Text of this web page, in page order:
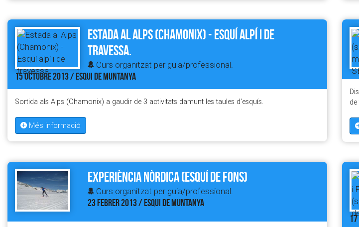
Estada al Alps (Chamonix) - Esquí alpí i de
travessa.
Curs organitzat per guia/professional.
15 OCTUBRE 2013 / ESQUI DE MUNTANYA
Sortida als Alps (Chamonix) a gaudir de 3 activitats damunt les taules d'esquís.
Més informació
Experiència Nòrdica (esquí de fons)
Curs organitzat per guia/professional.
23 FEBRER 2013 / ESQUI DE MUNTANYA